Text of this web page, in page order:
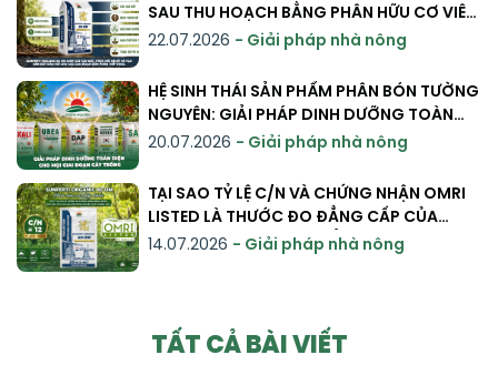
22.07.2026 - Giải pháp nhà nông
SAU THU HOẠCH BẰNG PHÂN HỮU CƠ VIÊN
NÉN HÀ LAN
20.07.2026 - Giải pháp nhà nông
HỆ SINH THÁI SẢN PHẨM PHÂN BÓN TƯỜNG
NGUYÊN: GIẢI PHÁP DINH DƯỠNG TOÀN
DIỆN VÀ CHUYÊN SÂU CHO MỌI GIAI ĐOẠN
14.07.2026 - Giải pháp nhà nông
TẠI SAO TỶ LỆ C/N VÀ CHỨNG NHẬN OMRI
LISTED LÀ THƯỚC ĐO ĐẲNG CẤP CỦA
PHÂN HỮU CƠ NHẬP KHẨU ?
TẤT CẢ BÀI VIẾT